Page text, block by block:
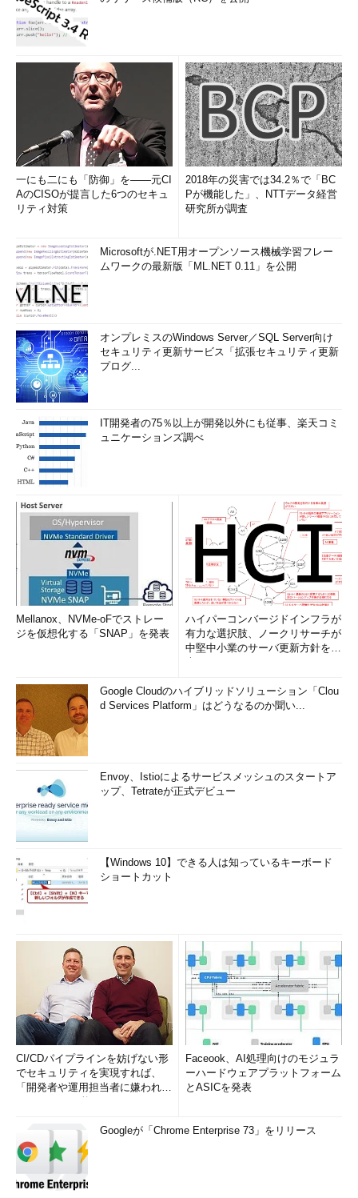
一にも二にも「防御」を――元CI
AのCISOが提言した6つのセキュ
リティ対策
2018年の災害では34.2％で「BC
Pが機能した」、NTTデータ経営
研究所が調査
Microsoftが.NET用オープンソース機械学習フレー
ムワークの最新版「ML.NET 0.11」を公開
オンプレミスのWindows Server／SQL Server向け
セキュリティ更新サービス「拡張セキュリティ更新
プログ...
IT開発者の75％以上が開発以外にも従事、楽天コミ
ュニケーションズ調べ
Mellanox、NVMe-oFでストレー
ジを仮想化する「SNAP」を発表
ハイパーコンバージドインフラが
有力な選択肢、ノークリサーチが
中堅中小業のサーバ更新方針を調
Google Cloudのハイブリッドソリューション「Clou
d Services Platform」はどうなるのか聞い...
Envoy、Istioによるサービスメッシュのスタートア
ップ、Tetrateが正式デビュー
【Windows 10】できる人は知っているキーボード
ショートカット
CI/CDパイプラインを妨げない形
でセキュリティを実現すれば、
「開発者や運用担当者に嫌われな
Faceook、AI処理向けのモジュラ
ーハードウェアプラットフォーム
とASICを発表
Googleが「Chrome Enterprise 73」をリリース